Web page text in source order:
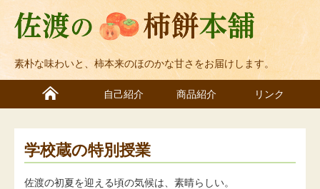
素朴な味わいと、柿本来のほのかな甘さをお届けします。
自己紹介 商品紹介 リンク
学校蔵の特別授業
佐渡の初夏を迎える頃の気候は、素晴らしい。